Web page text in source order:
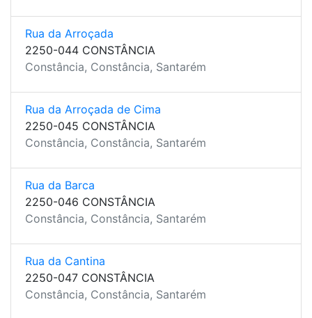
Rua da Arroçada
2250-044 CONSTÂNCIA
Constância, Constância, Santarém
Rua da Arroçada de Cima
2250-045 CONSTÂNCIA
Constância, Constância, Santarém
Rua da Barca
2250-046 CONSTÂNCIA
Constância, Constância, Santarém
Rua da Cantina
2250-047 CONSTÂNCIA
Constância, Constância, Santarém